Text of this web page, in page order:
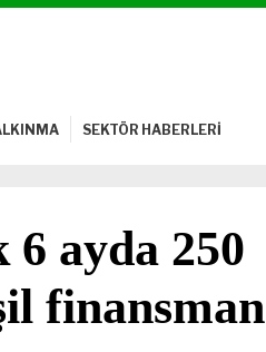
SEKTÖR HABERLERİ
ayda 250
finansman